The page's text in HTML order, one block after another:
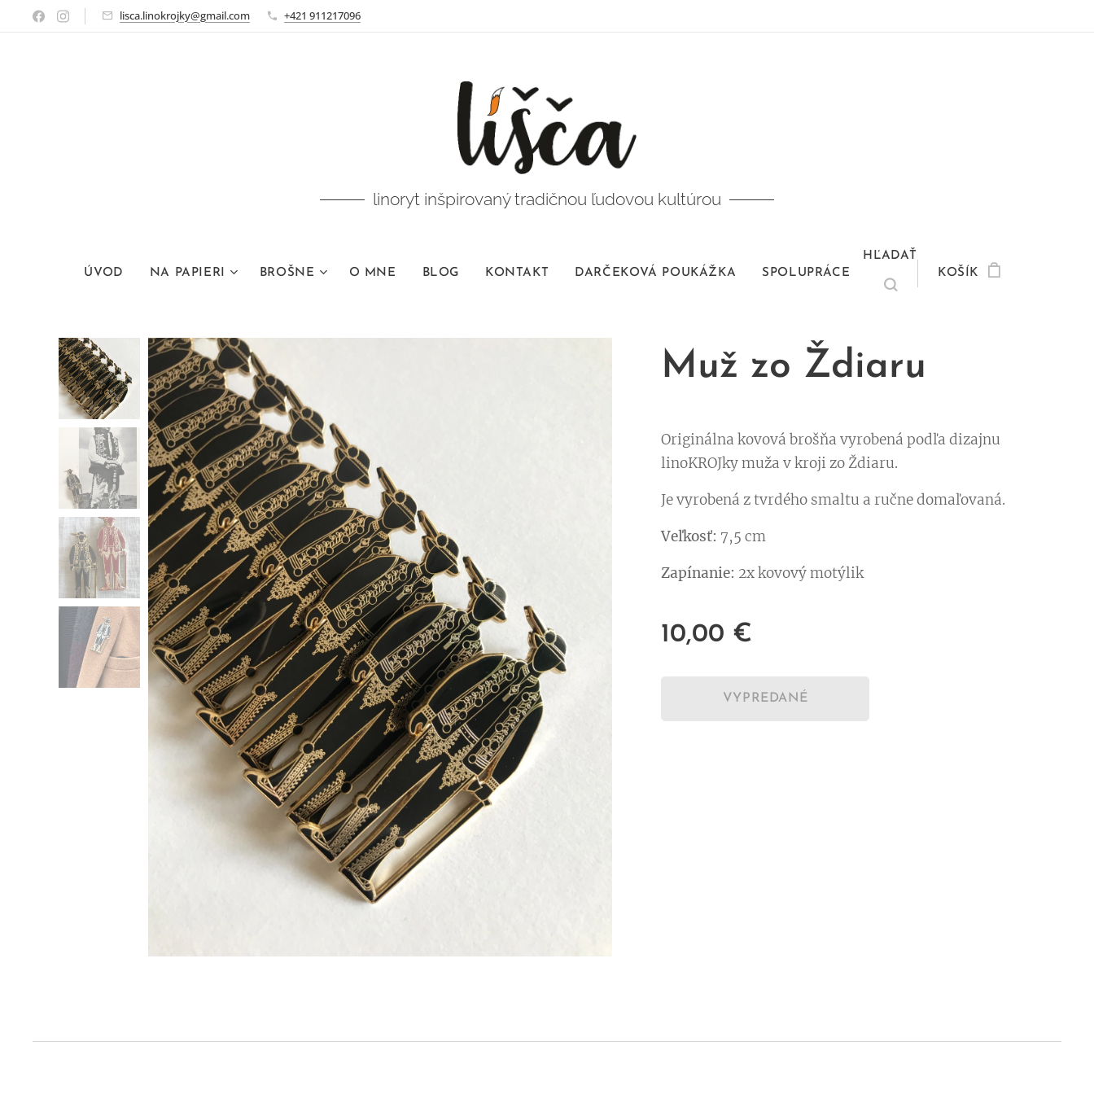
lisca.linokrojky@gmail.com +421 911217096
linoryt inšpirovaný tradičnou ľudovou kultúrou
ÚVOD NA PAPIERI BROŠNE O MNE BLOG KONTAKT DARČEKOVÁ POUKÁŽKA SPOLUPRÁCE
HĽADAŤ
KOŠÍK
Muž zo Ždiaru
Originálna kovová brošňa vyrobená podľa dizajnu
linoKROJky muža v kroji zo Ždiaru.
Je vyrobená z tvrdého smaltu a ručne domaľovaná.
Veľkosť: 7,5 cm
Zapínanie: 2x kovový motýlik
10,00 €
VYPREDANÉ